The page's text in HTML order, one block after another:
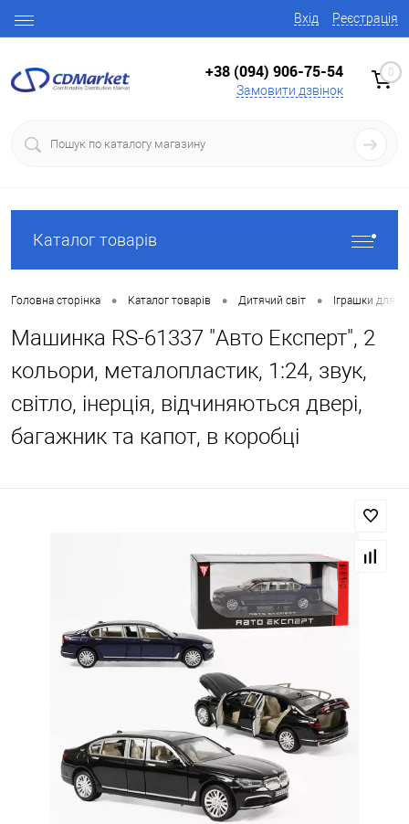
Вхід Реєстрація
+38 (094) 906-75-54
Замовити дзвінок
0
Каталог товарів
Головна сторінка • Каталог товарів • Дитячий світ • Іграшки для
Машинка RS-61337 "Авто Експерт", 2
кольори, металопластик, 1:24, звук,
світло, інерція, відчиняються двері,
багажник та капот, в коробці